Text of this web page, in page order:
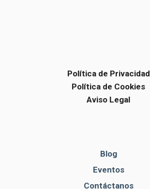
Política de Privacidad
Política de Cookies
Aviso Legal
Blog
Eventos
Contáctanos